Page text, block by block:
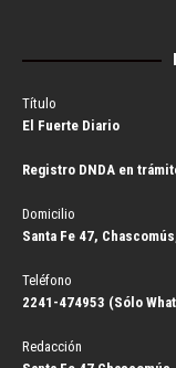
Título
El Fuerte Diario
Registro DNDA en
Domicilio
Santa Fe 47,
Teléfono
2241-474953 (Sólo
Redacción